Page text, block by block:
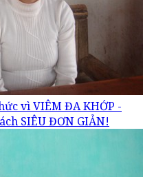
vì VIÊM ĐA KHỚP -
SIÊU ĐƠN GIẢN!